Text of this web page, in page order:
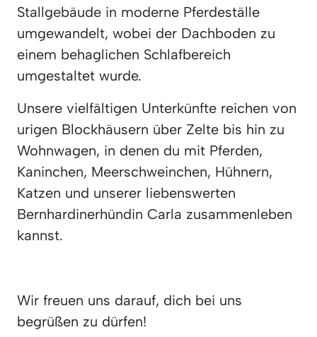
Stallgebäude in moderne Pferdeställe
umgewandelt, wobei der Dachboden zu
einem behaglichen Schlafbereich
umgestaltet wurde.
Unsere vielfältigen Unterkünfte reichen von
urigen Blockhäusern über Zelte bis hin zu
Wohnwagen, in denen du mit Pferden,
Kaninchen, Meerschweinchen, Hühnern,
Katzen und unserer liebenswerten
Bernhardinerhündin Carla zusammenleben
kannst.
Wir freuen uns darauf, dich bei uns
begrüßen zu dürfen!